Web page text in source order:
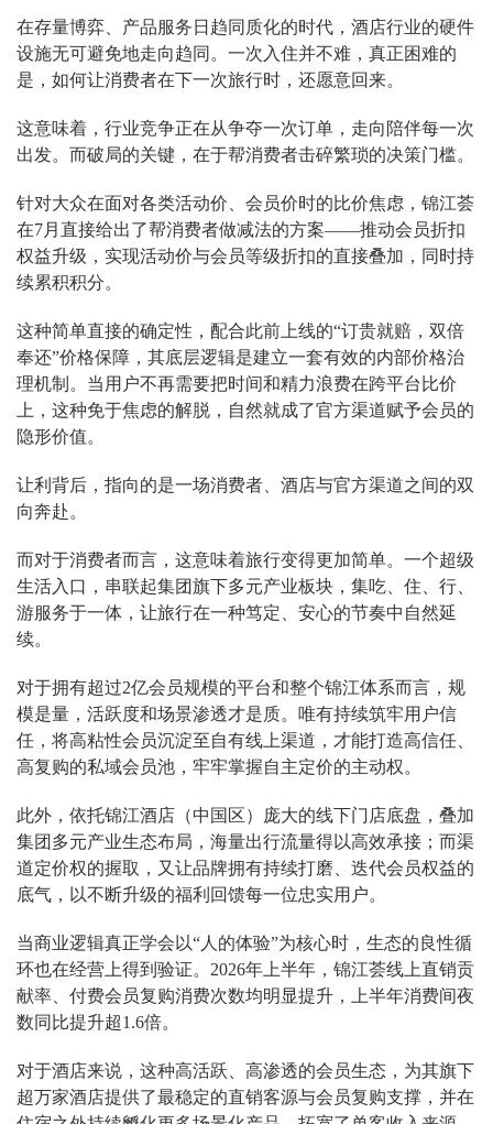
在存量博弈、产品服务日趋同质化的时代，酒店行业的硬件
设施无可避免地走向趋同。一次入住并不难，真正困难的
是，如何让消费者在下一次旅行时，还愿意回来。
这意味着，行业竞争正在从争夺一次订单，走向陪伴每一次
出发。而破局的关键，在于帮消费者击碎繁琐的决策门槛。
针对大众在面对各类活动价、会员价时的比价焦虑，锦江荟
在7月直接给出了帮消费者做减法的方案——推动会员折扣
权益升级，实现活动价与会员等级折扣的直接叠加，同时持
续累积积分。
这种简单直接的确定性，配合此前上线的“订贵就赔，双倍
奉还”价格保障，其底层逻辑是建立一套有效的内部价格治
理机制。当用户不再需要把时间和精力浪费在跨平台比价
上，这种免于焦虑的解脱，自然就成了官方渠道赋予会员的
隐形价值。
让利背后，指向的是一场消费者、酒店与官方渠道之间的双
向奔赴。
而对于消费者而言，这意味着旅行变得更加简单。一个超级
生活入口，串联起集团旗下多元产业板块，集吃、住、行、
游服务于一体，让旅行在一种笃定、安心的节奏中自然延
续。
对于拥有超过2亿会员规模的平台和整个锦江体系而言，规
模是量，活跃度和场景渗透才是质。唯有持续筑牢用户信
任，将高粘性会员沉淀至自有线上渠道，才能打造高信任、
高复购的私域会员池，牢牢掌握自主定价的主动权。
此外，依托锦江酒店（中国区）庞大的线下门店底盘，叠加
集团多元产业生态布局，海量出行流量得以高效承接；而渠
道定价权的握取，又让品牌拥有持续打磨、迭代会员权益的
底气，以不断升级的福利回馈每一位忠实用户。
当商业逻辑真正学会以“人的体验”为核心时，生态的良性循
环也在经营上得到验证。2026年上半年，锦江荟线上直销贡
献率、付费会员复购消费次数均明显提升，上半年消费间夜
数同比提升超1.6倍。
对于酒店来说，这种高活跃、高渗透的会员生态，为其旗下
超万家酒店提供了最稳定的直销客源与会员复购支撑，并在